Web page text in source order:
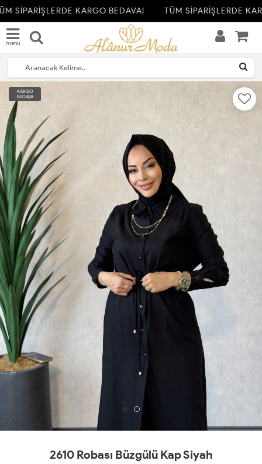
SİPARİŞLERDE KARGO BEDAVA! TÜM SİPARİŞLERDE
menü
KARGO
BEDAVA
2610 Robası Büzgülü Kap Siyah